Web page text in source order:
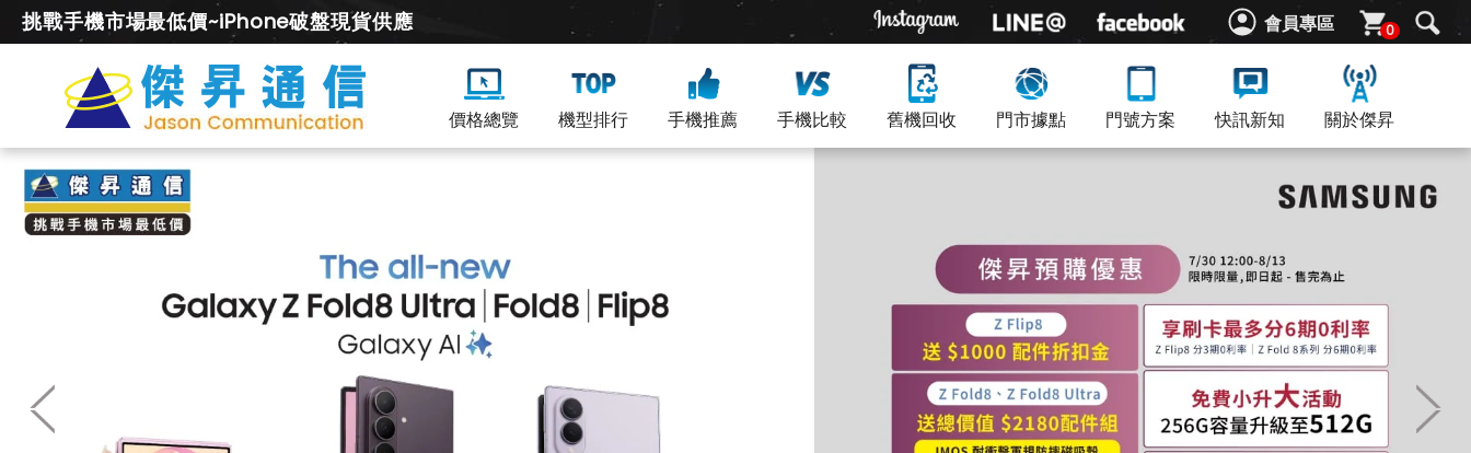
會員專區 0
挑戰手機市場最低價~iPhone破盤現貨供應
價格總覽 機型排行 手機推薦 手機比較 舊機回收 門市據點 門號方案 快訊新知 關於傑昇